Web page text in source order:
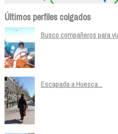
Últimos perfiles colgados
Busco compañeros para
Escapada a Huesca...